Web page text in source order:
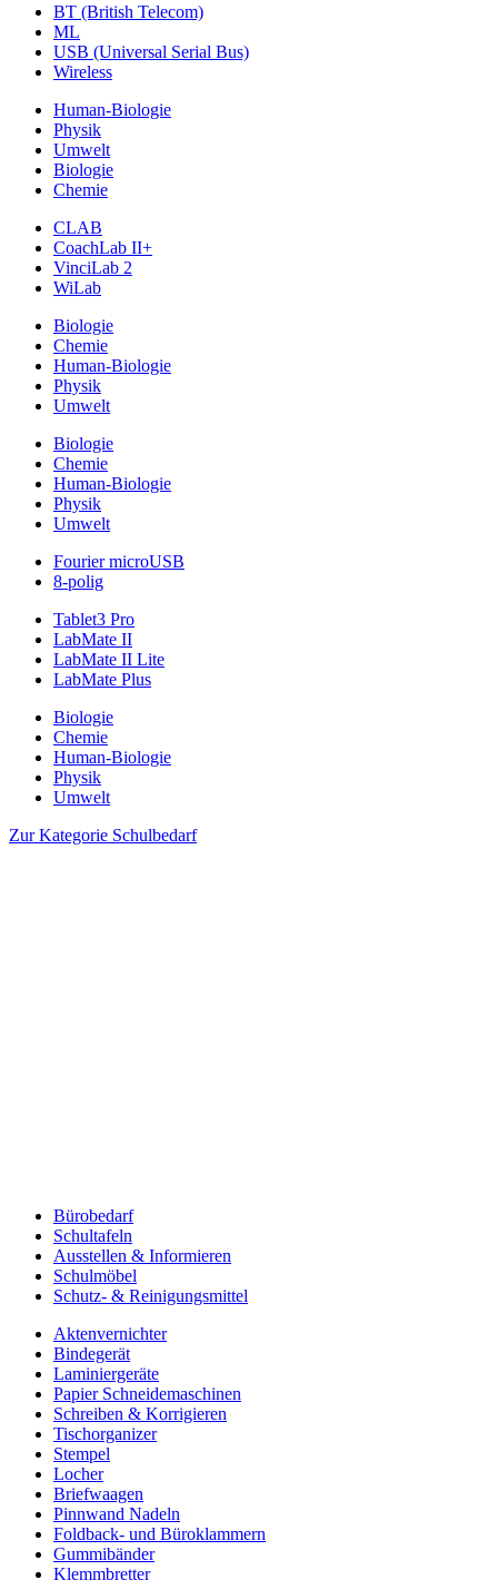
BT (British Telecom)
ML
USB (Universal Serial Bus)
Wireless
Human-Biologie
Physik
Umwelt
Biologie
Chemie
CLAB
CoachLab II+
VinciLab 2
WiLab
Biologie
Chemie
Human-Biologie
Physik
Umwelt
Biologie
Chemie
Human-Biologie
Physik
Umwelt
Fourier microUSB
8-polig
Tablet3 Pro
LabMate II
LabMate II Lite
LabMate Plus
Biologie
Chemie
Human-Biologie
Physik
Umwelt
Zur Kategorie Schulbedarf
Bürobedarf
Schultafeln
Ausstellen & Informieren
Schulmöbel
Schutz- & Reinigungsmittel
Aktenvernichter
Bindegerät
Laminiergeräte
Papier Schneidemaschinen
Schreiben & Korrigieren
Tischorganizer
Stempel
Locher
Briefwaagen
Pinnwand Nadeln
Foldback- und Büroklammern
Gummibänder
Klemmbretter